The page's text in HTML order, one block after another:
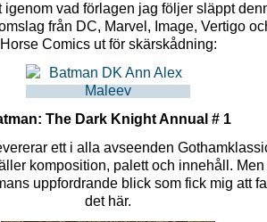
igenom vad förlagen jag följer släppt
från DC, Marvel, Image, Vertigo
Horse Comics ut för skärskådning:
The Dark Knight Annual # 1
ett i alla avseenden
komposition, palett och innehåll. Men
uppfordrande blick som fick mig att
det här.